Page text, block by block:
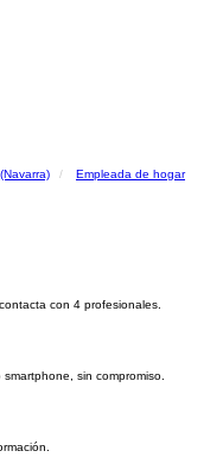
Empleada de hogar
con 4 profesionales.
sin compromiso.